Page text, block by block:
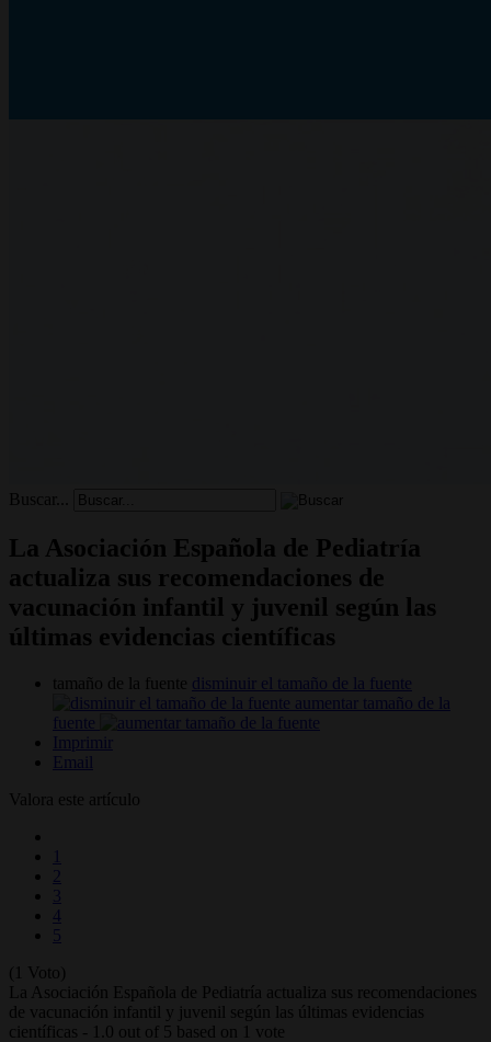
Buscar...
La Asociación Española de Pediatría
actualiza sus recomendaciones de
vacunación infantil y juvenil según las
últimas evidencias científicas
tamaño de la fuente disminuir el tamaño de la fuente
aumentar tamaño de la
fuente
Imprimir
Email
Valora este artículo
1
2
3
4
5
(1 Voto)
La Asociación Española de Pediatría actualiza sus recomendaciones
de vacunación infantil y juvenil según las últimas evidencias
científicas - 1.0 out of 5 based on 1 vote